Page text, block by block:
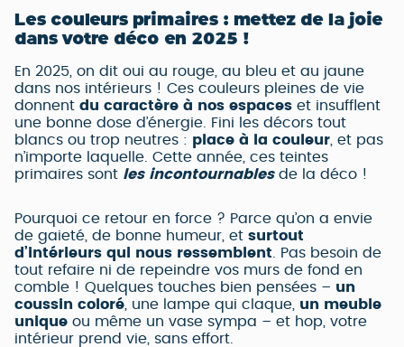
Les couleurs primaires : mettez de la joie
dans votre déco en 2025 !
En 2025, on dit oui au rouge, au bleu et au jaune
dans nos intérieurs ! Ces couleurs pleines de vie
donnent du caractère à nos espaces et insufflent
une bonne dose d’énergie. Fini les décors tout
blancs ou trop neutres : place à la couleur , et pas
n’importe laquelle. Cette année, ces teintes
primaires sont les incontournablesde la déco !
Pourquoi ce retour en force ? Parce qu’on a envie
de gaieté, de bonne humeur, et surtout
d’intérieurs qui nous ressemblent . Pas besoin de
tout refaire ni de repeindre vos murs de fond en
comble ! Quelques touches bien pensées – un
coussin coloré , une lampe qui claque, un meuble
unique ou même un vase sympa – et hop, votre
intérieur prend vie, sans effort.